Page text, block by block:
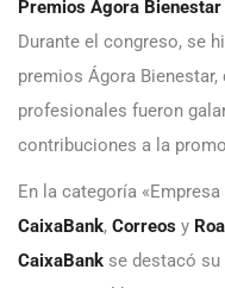
Premios Ágora
Durante el congreso, se
premios Ágora
profesionales fueron
contribuciones a la
En la categoría
CaixaBank, Correos y
CaixaBank se destacó su